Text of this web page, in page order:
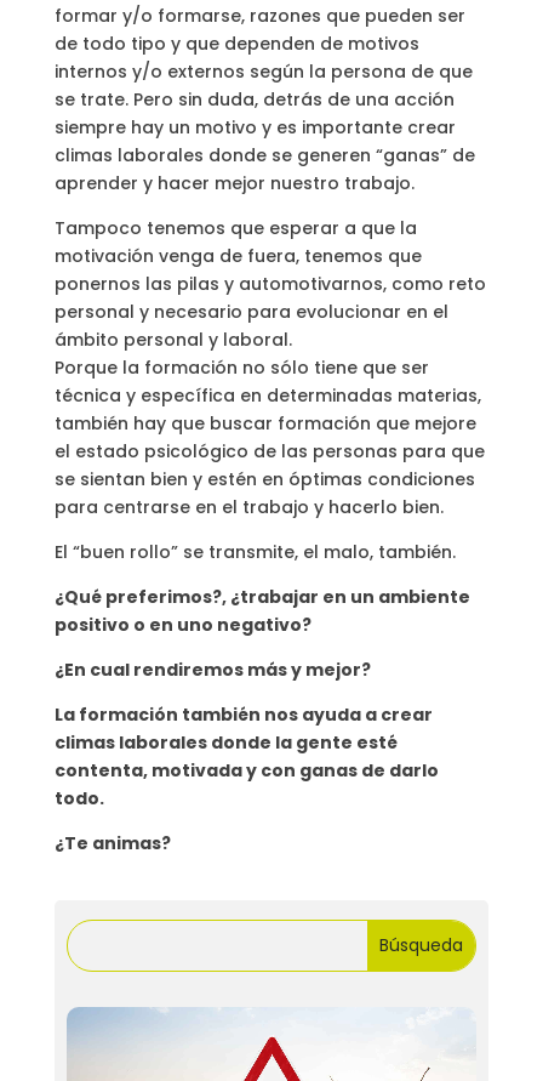
formar y/o formarse, razones que pueden ser
de todo tipo y que dependen de motivos
internos y/o externos según la persona de que
se trate. Pero sin duda, detrás de una acción
siempre hay un motivo y es importante crear
climas laborales donde se generen “ganas” de
aprender y hacer mejor nuestro trabajo.
Tampoco tenemos que esperar a que la
motivación venga de fuera, tenemos que
ponernos las pilas y automotivarnos, como reto
personal y necesario para evolucionar en el
ámbito personal y laboral.
Porque la formación no sólo tiene que ser
técnica y específica en determinadas materias,
también hay que buscar formación que mejore
el estado psicológico de las personas para que
se sientan bien y estén en óptimas condiciones
para centrarse en el trabajo y hacerlo bien.
El “buen rollo” se transmite, el malo, también.
¿Qué preferimos?, ¿trabajar en un ambiente
positivo o en uno negativo?
¿En cual rendiremos más y mejor?
La formación también nos ayuda a crear
climas laborales donde la gente esté
contenta, motivada y con ganas de darlo
todo.
¿Te animas?